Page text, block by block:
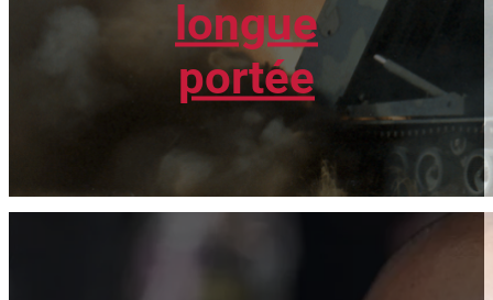
longue
portée